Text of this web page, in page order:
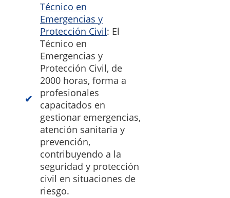
Técnico en
Emergencias y
Protección Civil: El
Técnico en
Emergencias y
Protección Civil, de
2000 horas, forma a
profesionales
capacitados en
gestionar emergencias,
atención sanitaria y
prevención,
contribuyendo a la
seguridad y protección
civil en situaciones de
riesgo.